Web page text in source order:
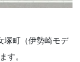
塚町（伊勢崎モデ
す。